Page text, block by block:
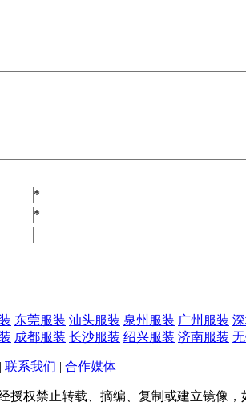
*
*
东莞服装 汕头服装 泉州服装 广州服装
成都服装 长沙服装 绍兴服装 济南服装
| 联系我们 | 合作媒体
授权禁止转载、摘编、复制或建立镜像，